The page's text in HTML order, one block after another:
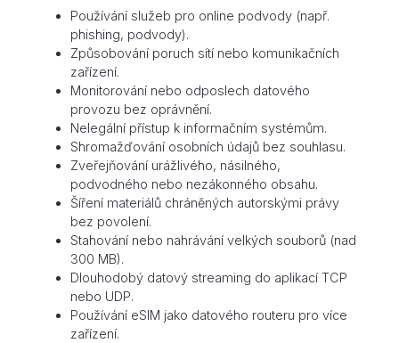
Používání služeb pro online podvody (např.
phishing, podvody).
Způsobování poruch sítí nebo komunikačních
zařízení.
Monitorování nebo odposlech datového
provozu bez oprávnění.
Nelegální přístup k informačním systémům.
Shromažďování osobních údajů bez souhlasu.
Zveřejňování urážlivého, násilného,
podvodného nebo nezákonného obsahu.
Šíření materiálů chráněných autorskými právy
bez povolení.
Stahování nebo nahrávání velkých souborů (nad
300 MB).
Dlouhodobý datový streaming do aplikací TCP
nebo UDP.
Používání eSIM jako datového routeru pro více
zařízení.